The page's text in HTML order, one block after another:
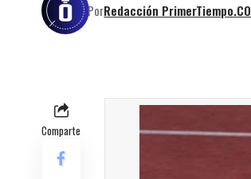
PorRedacción PrimerTiempo.CO
Comparte